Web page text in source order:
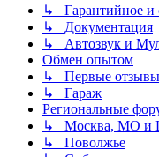
↳ Гарантийное и
↳ Документация
↳ Автозвук и
Обмен опытом
↳ Первые отзывы
↳ Гараж
Региональные
↳ Москва, МО и
↳ Поволжье